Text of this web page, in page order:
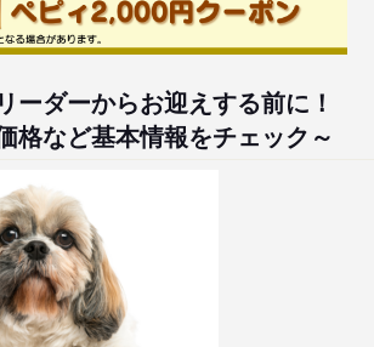
ーダーからお迎えする前に！
格など基本情報をチェック～